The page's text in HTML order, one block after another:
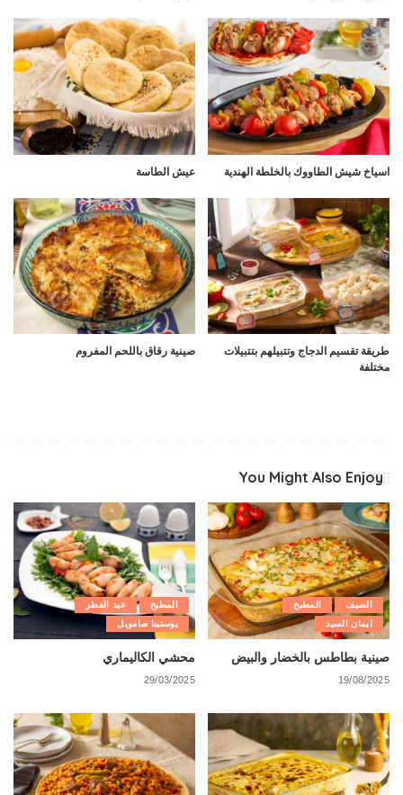
اسياخ شيش الطاووك بالخلطة الهندية عيش الطاسة
طريقة تقسيم الدجاج وتتبيلهم بتتبيلات
مختلفة
صينية رقاق باللحم المفروم
You Might Also Enjoy
الصيف
المطبخ
ايمان السيد
صينية بطاطس بالخضار والبيض
19/08/2025
المطبخ
عيد الفطر
يوستينا صامويل
محشي الكاليماري
29/03/2025